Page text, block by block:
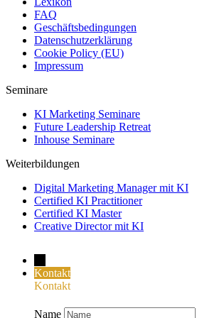
FAQ
Geschäftsbedingungen
Datenschutzerklärung
Cookie Policy (EU)
Impressum
Seminare
KI Marketing Seminare
Future Leadership Retreat
Inhouse Seminare
Weiterbildungen
Digital Marketing Manager mit KI
Certified KI Practitioner
Certified KI Master
Creative Director mit KI
Kontakt
Kontakt
Name